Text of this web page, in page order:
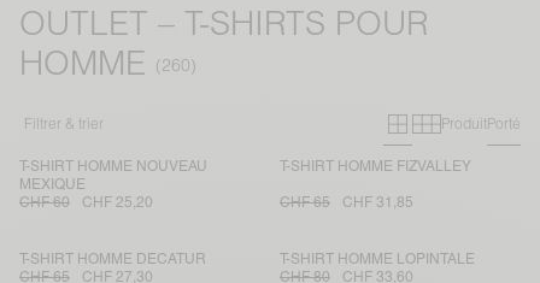
OUTLET – T-SHIRTS POUR
HOMME
Filtrer & trier Grille
Grille
ProduitPorté
T-SHIRT HOMME NOUVEAU
MEXIQUE
CHF 60
CHF 25,20
T-SHIRT HOMME FIZVALLEY
CHF 65 CHF 31,85
T-SHIRT HOMME DECATUR
CHF 65
CHF 27,30
T-SHIRT HOMME LOPINTALE
CHF 80
CHF 33,60